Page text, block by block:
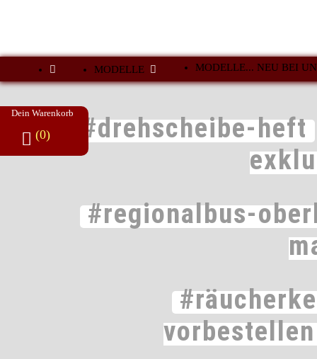
MODELLE MODELLE... NEU BEI
Dein Warenkorb
(0)
#drehscheibe-heft
#regionalbus-